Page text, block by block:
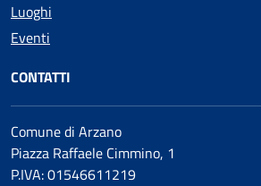
Luoghi
Eventi
CONTATTI
Comune di Arzano
Piazza Raffaele Cimmino, 1
P.IVA: 01546611219